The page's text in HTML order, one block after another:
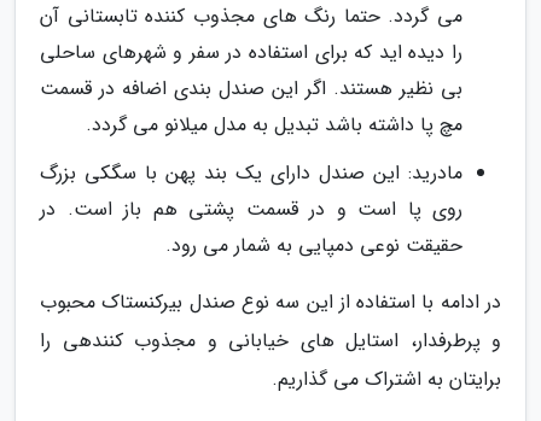
می گردد. حتما رنگ های مجذوب کننده تابستانی آن
را دیده اید که برای استفاده در سفر و شهرهای ساحلی
بی نظیر هستند. اگر این صندل بندی اضافه در قسمت
مچ پا داشته باشد تبدیل به مدل میلانو می گردد.
مادرید: این صندل دارای یک بند پهن با سگکی بزرگ
روی پا است و در قسمت پشتی هم باز است. در
حقیقت نوعی دمپایی به شمار می رود.
در ادامه با استفاده از این سه نوع صندل بیرکنستاک محبوب
و پرطرفدار، استایل های خیابانی و مجذوب کنندهی را
برایتان به اشتراک می گذاریم.